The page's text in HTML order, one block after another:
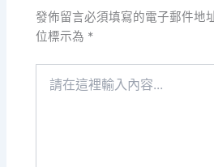
發佈留言必須填寫的電子郵件地
位標示為 *